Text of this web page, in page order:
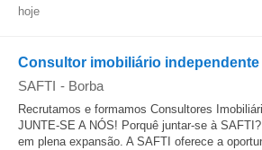
hoje
Consultor imobiliário independente
SAFTI - Borba
Recrutamos e formamos Consultores
JUNTE-SE A NÓS! Porquê juntar-se à
em plena expansão. A SAFTI oferece a